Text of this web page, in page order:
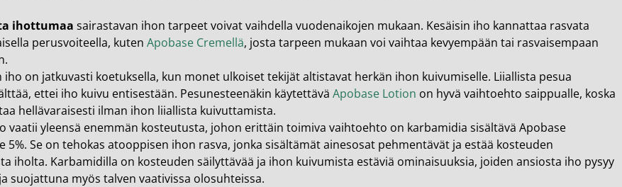
ihottumaa sairastavan ihon tarpeet voivat vaihdella vuodenaikojen mukaan. Kesäisin iho kannattaa rasvata
perusvoiteella, kuten Apobase Cremellä, josta tarpeen mukaan voi vaihtaa kevyempään tai rasvaisempaan
iho on jatkuvasti koetuksella, kun monet ulkoiset tekijät altistavat herkän ihon kuivumiselle. Liiallista pesua
ettei iho kuivu entisestään. Pesunesteenäkin käytettävä Apobase Lotion on hyvä vaihtoehto saippualle, koska
hellävaraisesti ilman ihon liiallista kuivuttamista.
vaatii yleensä enemmän kosteutusta, johon erittäin toimiva vaihtoehto on karbamidia sisältävä Apobase
5%. Se on tehokas atooppisen ihon rasva, jonka sisältämät ainesosat pehmentävät ja estää kosteuden
iholta. Karbamidilla on kosteuden säilyttävää ja ihon kuivumista estäviä ominaisuuksia, joiden ansiosta iho pysyy
suojattuna myös talven vaativissa olosuhteissa.